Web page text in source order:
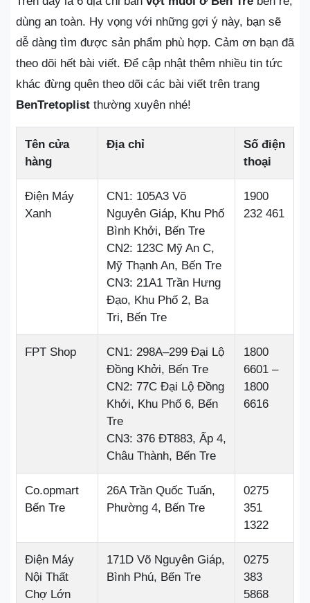
dùng an toàn. Hy vọng với những gợi ý này, bạn sẽ
dễ dàng tìm được sản phẩm phù hợp. Cảm ơn bạn đã
theo dõi hết bài viết. Để cập nhật thêm nhiều tin tức
khác đừng quên theo dõi các bài viết trên trang
BenTretoplist thường xuyên nhé!
Tên cửa
hàng
Địa chỉ
Số điện
thoại
Điện Máy
Xanh
CN1: 105A3 Võ
Nguyên Giáp, Khu Phố
Bình Khởi, Bến Tre
CN2: 123C Mỹ An C,
Mỹ Thạnh An, Bến Tre
CN3: 21A1 Trần Hưng
Đạo, Khu Phố 2, Ba
Tri, Bến Tre
1900
232 461
FPT Shop
CN1: 298A–299 Đại Lộ
Đồng Khởi, Bến Tre
CN2: 77C Đại Lộ Đồng
Khởi, Khu Phố 6, Bến
Tre
CN3: 376 ĐT883, Ấp 4,
Châu Thành, Bến Tre
1800
6601 –
1800
6616
Co.opmart
Bến Tre
26A Trần Quốc Tuấn,
Phường 4, Bến Tre
0275
351
1322
Điện Máy
Nội Thất
Chợ Lớn
171D Võ Nguyên Giáp,
Bình Phú, Bến Tre
0275
383
5868